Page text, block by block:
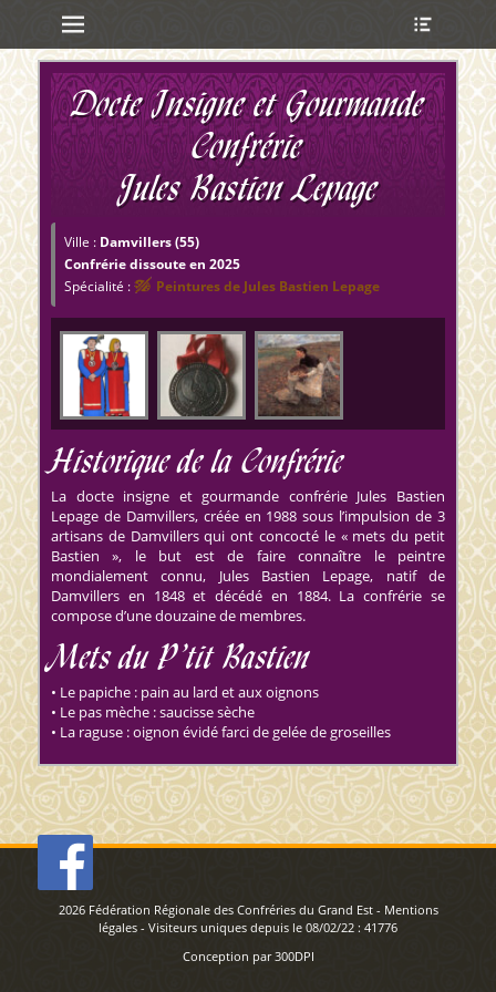
Menu principal
Aller
au
contenu
tête
Docte Insigne et Gourmande
Confrérie
Jules Bastien Lepage
Ville : Damvillers (55)
Confrérie dissoute en 2025
Spécialité :
Peintures de Jules Bastien Lepage
Historique de la Confrérie
La docte insigne et gourmande confrérie Jules Bastien
Lepage de Damvillers, créée en 1988 sous l’impulsion de 3
artisans de Damvillers qui ont concocté le « mets du petit
Bastien », le but est de faire connaître le peintre
mondialement connu, Jules Bastien Lepage, natif de
Damvillers en 1848 et décédé en 1884. La confrérie se
compose d’une douzaine de membres.
Mets du P’tit Bastien
• Le papiche : pain au lard et aux oignons
• Le pas mèche : saucisse sèche
• La raguse : oignon évidé farci de gelée de groseilles
2026 Fédération Régionale des Confréries du Grand Est- Mentions
légales - Visiteurs uniques depuis le 08/02/22 : 41776
Conception par300DPI